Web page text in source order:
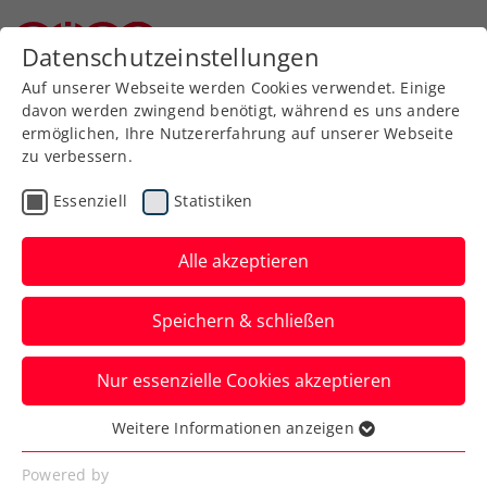
Zum Turnierkalender
W4-Jugend-Circuit 2026 -
2. Turnier
02.05.2026
Datenschutzeinstellungen
Auf unserer Webseite werden Cookies verwendet. Einige
davon werden zwingend benötigt, während es uns andere
ermöglichen, Ihre Nutzererfahrung auf unserer Webseite
zu verbessern.
Essenziell Statistiken
Alle akzeptieren
Speichern & schließen
Nur essenzielle Cookies akzeptieren
Essenziell
Essenzielle Cookies werden für grundlegende
Weitere Informationen anzeigen
Powered by